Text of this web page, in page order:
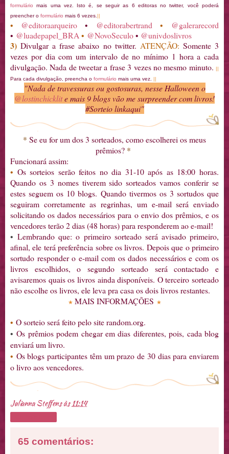
formulário mais uma vez. Isto é, se seguir as 6 editoras no twitter, você poderá
preencher o formulário mais 6 vezes. ||
• @editoraarqueiro • @editorabertrand • @galerarecord
• @luadepapel_BRA • @NovoSeculo• @univdoslivros
3) Divulgar a frase abaixo no twitter. ATENÇÃO: Somente 3
vezes por dia com um intervalo de no mínimo 1 hora a cada
divulgação. Nada de tweetar a frase 3 vezes no mesmo minuto. ||
Para cada divulgação, preencha o formulário mais uma vez. ||
"Nada de travessuras ou gostosuras, nesse Halloween o
@lostinchicklite mais 9 blogs vão me surpreender com livros!
#Sorteio linkaqui"
* Se eu for um dos 3 sorteados, como escolherei os meus
prêmios? *
Funcionará assim:
• Os sorteios serão feitos no dia 31-10 após as 18:00 horas.
Quando os 3 nomes tiverem sido sorteados vamos conferir se
estes seguem os 10 blogs. Quando tivermos os 3 sortudos que
seguiram corretamente as regrinhas, um e-mail será enviado
solicitando os dados necessários para o envio dos prêmios, e os
vencedores terão 2 dias (48 horas) para responderem ao e-mail!
• Lembrando que: o primeiro sorteado será avisado primeiro,
afinal, ele terá preferência sobre os livros. Depois que o primeiro
sortudo responder o e-mail com os dados necessários e com os
livros escolhidos, o segundo sorteado será contactado e
avisaremos quais os livros ainda disponíveis. O terceiro sorteado
não escolhe os livros, ele leva pra casa os dois livros restantes.
★ MAIS INFORMAÇÕES ★
• O sorteio será feito pelo site random.org.
• Os prêmios podem chegar em dias diferentes, pois, cada blog
enviará um livro.
• Os blogs participantes têm um prazo de 30 dias para enviarem
o livro aos vencedores.
Julianna Steffensàs 11:14
65 comentários: